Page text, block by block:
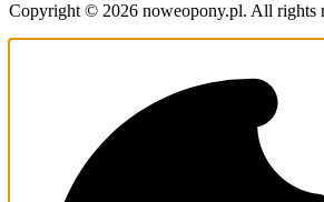
Copyright © 2026 noweopony.pl. All rights